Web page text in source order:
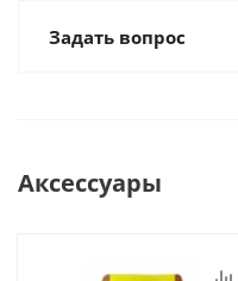
Задать вопрос
Аксессуары